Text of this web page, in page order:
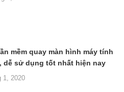
mềm quay màn hình máy tính
dễ sử dụng tốt nhất hiện nay
1, 2020